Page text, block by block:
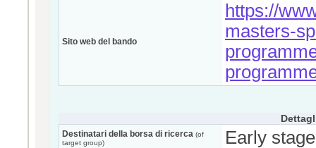
Sito web del bando
https://
masters-
Destinatari della borsa di ricerca (of
target group)
Early